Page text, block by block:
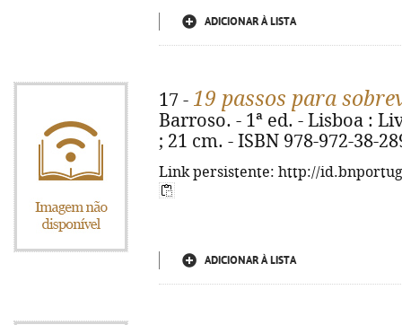
ADICIONAR À LISTA
17 - 19 passos para
Barroso. - 1ª ed. - Lisboa :
; 21 cm. - ISBN 978-972-38-
Link persistente: http://
ADICIONAR À LISTA